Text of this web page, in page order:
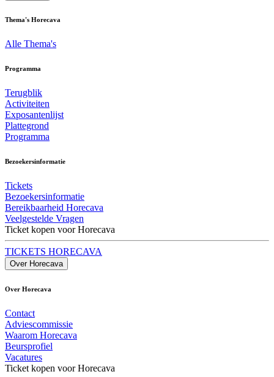
Thema's Horecava
Alle Thema's
Programma
Terugblik
Activiteiten
Exposantenlijst
Plattegrond
Programma
Bezoekersinformatie
Tickets
Bezoekersinformatie
Bereikbaarheid Horecava
Veelgestelde Vragen
Ticket kopen voor Horecava
TICKETS HORECAVA
Over Horecava
Over Horecava
Contact
Adviescommissie
Waarom Horecava
Beursprofiel
Vacatures
Ticket kopen voor Horecava